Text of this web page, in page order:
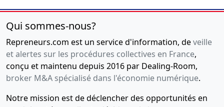
Qui sommes-nous?
Repreneurs.com est un service d'information, deveille
et alertes sur les procédures collectives en France,
conçu et maintenu depuis 2016 par Dealing-Room,
broker M&A spécialisé dans l'économie numérique.
Notre mission est de déclencher des opportunités en